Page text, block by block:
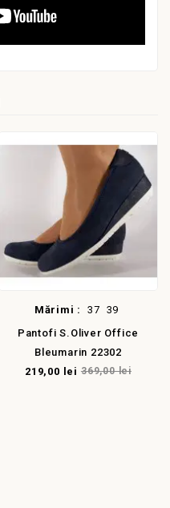
Mărimi : 37 39
Pantofi S.Oliver Office
Bleumarin 22302
219,00 lei 369,00 lei